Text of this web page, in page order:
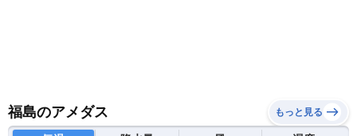
福島のアメダス もっと見る